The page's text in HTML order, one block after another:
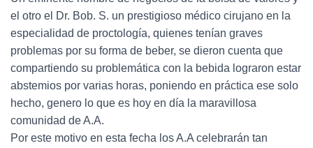
el otro el Dr. Bob. S. un prestigioso médico cirujano en la
especialidad de proctología, quienes tenían graves
problemas por su forma de beber, se dieron cuenta que
compartiendo su problemática con la bebida lograron estar
abstemios por varias horas, poniendo en práctica ese solo
hecho, genero lo que es hoy en día la maravillosa
comunidad de A.A.
Por este motivo en esta fecha los A.A celebrarán tan